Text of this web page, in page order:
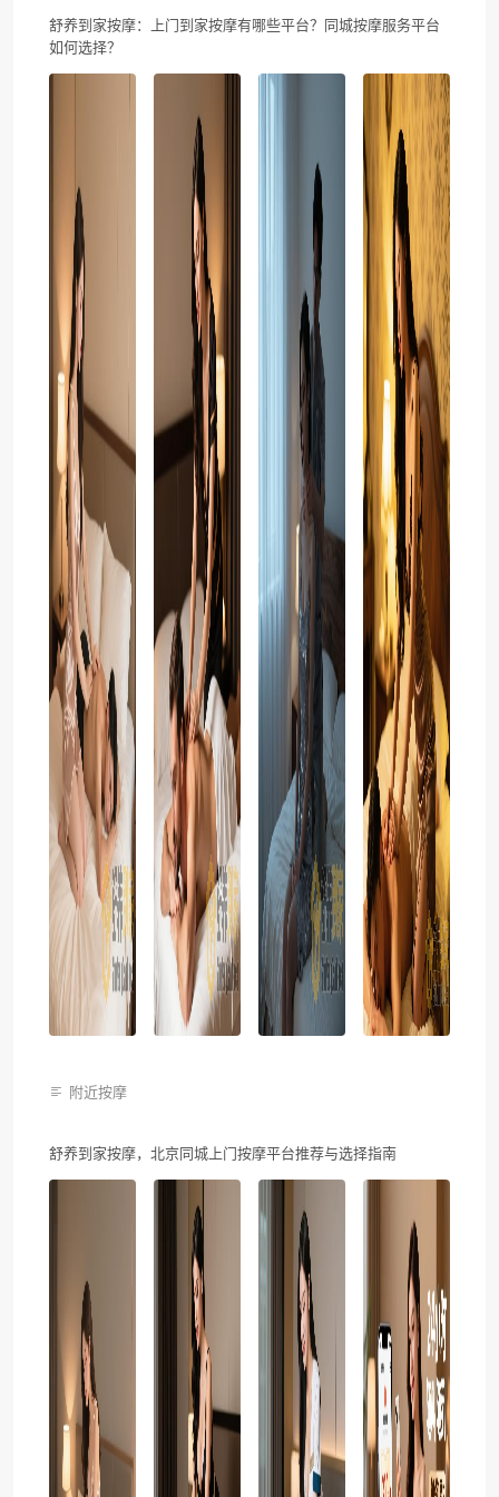
舒养到家按摩：上门到家按摩有哪些平台？同城按摩服务平台
如何选择？
附近按摩
舒养到家按摩，北京同城上门按摩平台推荐与选择指南